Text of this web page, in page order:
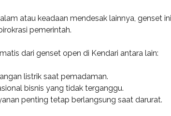
atau keadaan mendesak lainnya, genset
pemerintah.
dari genset open di Kendari antara lain:
listrik saat pemadaman.
bisnis yang tidak terganggu.
penting tetap berlangsung saat darurat.